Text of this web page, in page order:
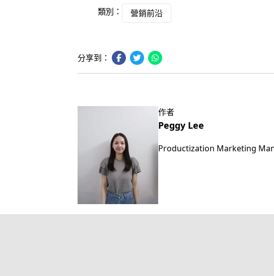
類別： 營銷前沿
分享到：
作者
Peggy Lee
Productization Marketing